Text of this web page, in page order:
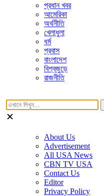
প্রধান খবর
আমেরিকা
অর্থনীতি
খেলাধুলা
ধর্ম
প্রবাস
বাংলাদেশ
বিশ্বজুড়ে
রাজনীতি
About Us
Advertisement
All USA News
CBN TV USA
Contact Us
Editor
Privacy Policy